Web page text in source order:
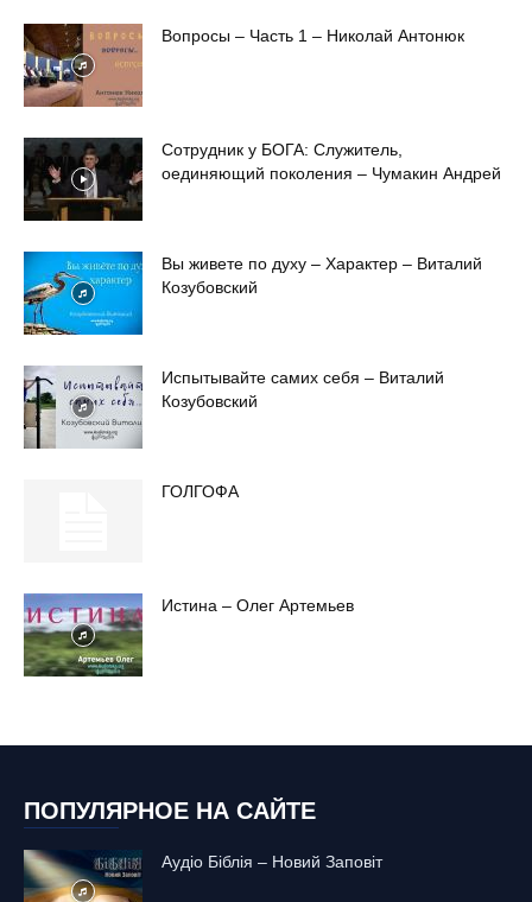
Вопросы – Часть 1 – Николай Антонюк
Сотрудник у БОГА: Cлужитель,
оединяющий поколения – Чумакин Андрей
Вы живете по духу – Характер – Виталий
Козубовский
Испытывайте самих себя – Виталий
Козубовский
ГОЛГОФА
Истина – Олег Артемьев
ПОПУЛЯРНОЕ НА САЙТЕ
Аудіо Біблія – Новий Заповіт